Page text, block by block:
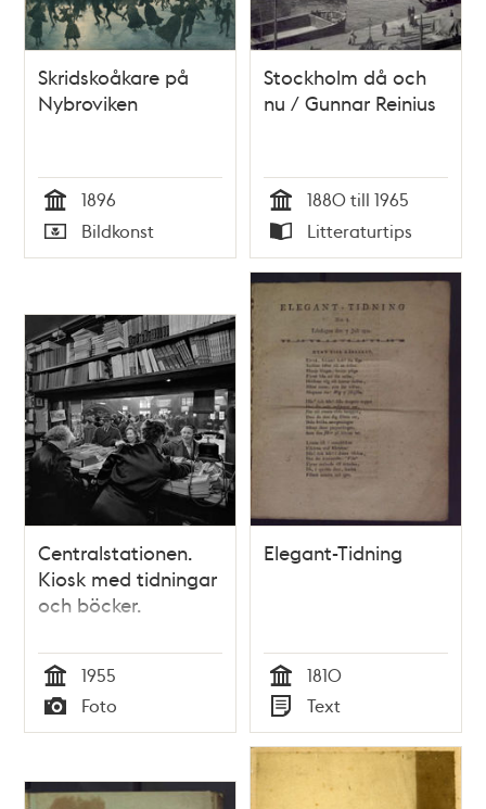
Skridskoåkare på
Nybroviken
Tid
1896
Typ
Bildkonst
Stockholm då och
nu / Gunnar Reinius
Tid
1880 till 1965
Typ
Litteraturtips
Centralstationen.
Kiosk med tidningar
och böcker.
Tid
1955
Typ
Foto
Elegant-Tidning
Tid
1810
Typ
Text